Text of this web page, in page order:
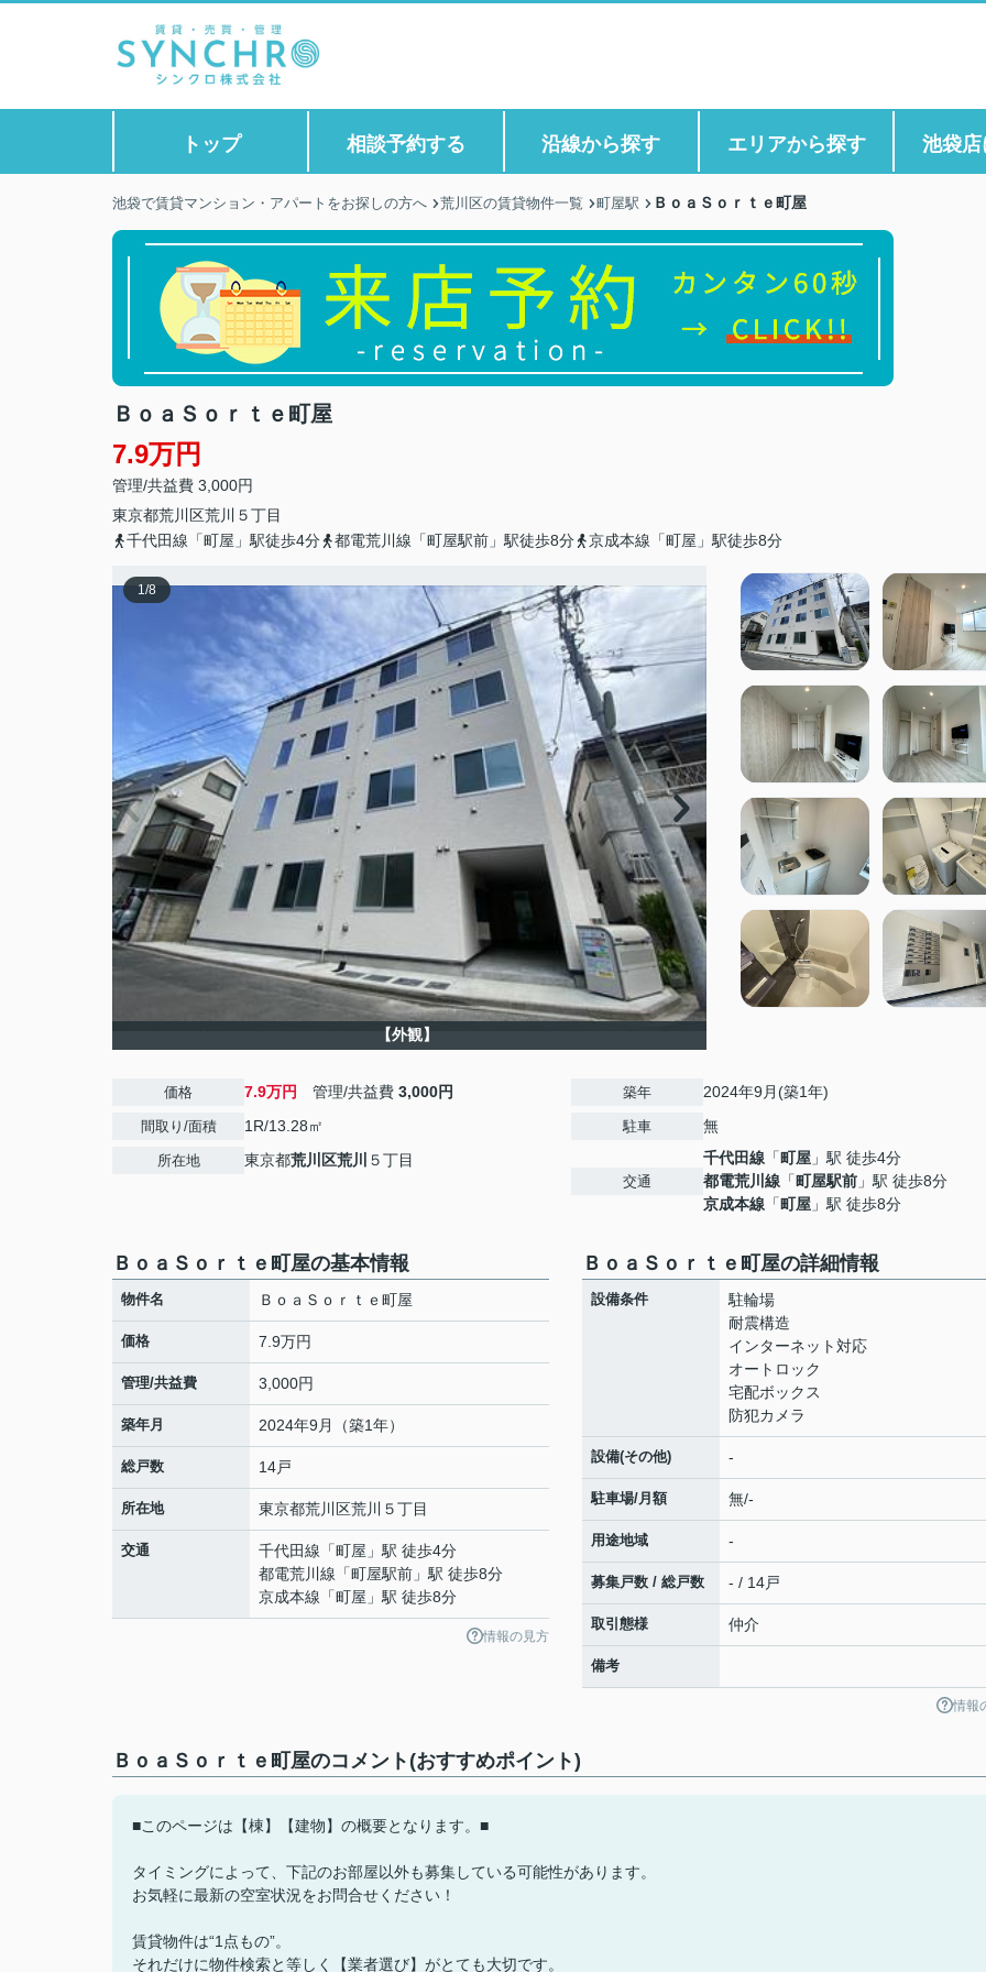
トップ 相談予約する 沿線から探す エリアから探す 池袋
池袋で賃貸マンション・アパートをお探しの方へ 荒川区の賃貸物件一覧 町屋駅 ＢｏａＳｏｒｔｅ町屋
ＢｏａＳｏｒｔｅ町屋
7.9万円
管理/共益費 3,000円
東京都荒川区荒川 ５丁目
千代田線「町屋」駅徒歩4分
都電荒川線「町屋駅前」駅徒歩8分 京成本線「町屋」駅徒歩8分
1/8
【外観】
価格 7.9万円 管理/共益費 3,000円
間取り/面積 1R/13.28㎡
所在地 東京都荒川区荒川 ５丁目
築年 2024年9月(築1年)
駐車 無
交通
千代田線 「町屋 」駅 徒歩4分
都電荒川線 「町屋駅前 」駅 徒歩8分
京成本線 「町屋 」駅 徒歩8分
ＢｏａＳｏｒｔｅ町屋の基本情報
物件名 ＢｏａＳｏｒｔｅ町屋
価格 7.9万円
管理/共益費 3,000円
築年月 2024年9月（築1年）
総戸数 14戸
所在地 東京都荒川区荒川 ５丁目
交通 千代田線 「町屋 」駅 徒歩4分
都電荒川線 「町屋駅前 」駅 徒歩8分
京成本線 「町屋 」駅 徒歩8分
情報の見方
ＢｏａＳｏｒｔｅ町屋の詳細情報
設備条件
駐輪場
耐震構造
インターネット対応
オートロック
宅配ボックス
防犯カメラ
設備(その他) -
駐車場/月額 無/-
用途地域 -
募集戸数 / 総戸数 - / 14戸
取引態様 仲介
備考
情報
ＢｏａＳｏｒｔｅ町屋のコメント(おすすめポイント)
■このページは【棟】【建物】の概要となります。■
タイミングによって、下記のお部屋以外も募集している可能性があります。
お気軽に最新の空室状況をお問合せください！
賃貸物件は“1点もの”。
それだけに物件検索と等しく【業者選び】がとても大切です。